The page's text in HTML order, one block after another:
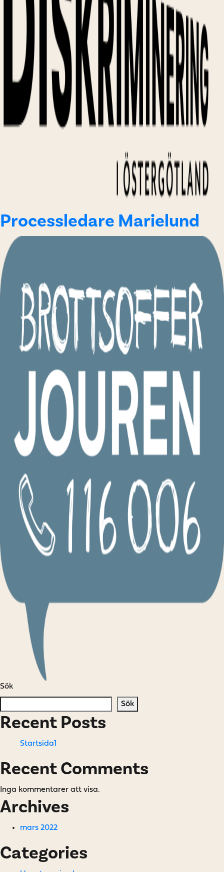
Processledare Marielund
Sök
Sök
Recent Posts
Startsida1
Recent Comments
Inga kommentarer att visa.
Archives
mars 2022
Categories